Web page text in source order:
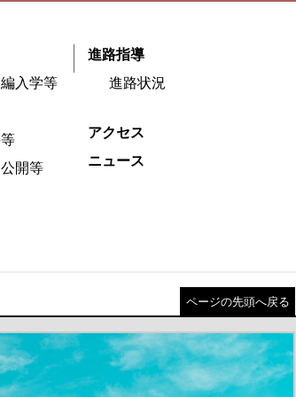
入学等
開等
進路指導
進路状況
アクセス
ニュース
ページの先頭へ戻る